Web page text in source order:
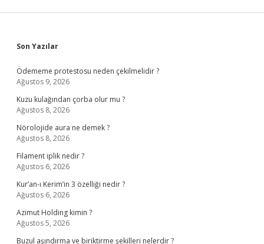
Sidebar
Son Yazılar
Ödememe protestosu neden çekilmelidir ?
Ağustos 9, 2026
Kuzu kulağından çorba olur mu ?
Ağustos 8, 2026
Nörolojide aura ne demek ?
Ağustos 8, 2026
Filament iplik nedir ?
Ağustos 6, 2026
Kur’an-ı Kerim’in 3 özelliği nedir ?
Ağustos 6, 2026
Azimut Holding kimin ?
Ağustos 5, 2026
Buzul aşındırma ve biriktirme şekilleri nelerdir ?